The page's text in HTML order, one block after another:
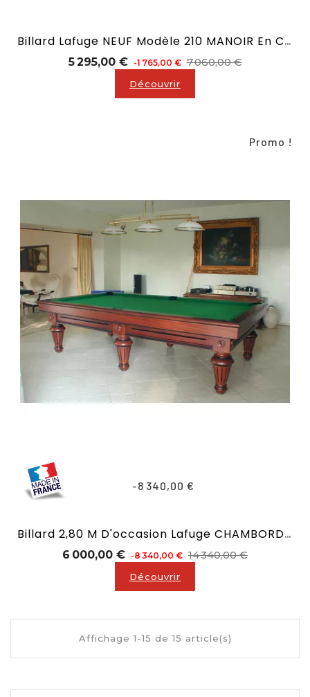
Billard Lafuge NEUF Modèle 210 MANOIR En Chêne Massif
5 295,00 € Prix
de
base
-1 765,00 € 7 060,00 €Prix
Découvrir
Promo !
-8 340,00 €
Billard 2,80 M D'occasion Lafuge CHAMBORD Jeu Américain
6 000,00 € Prix
de
base
-8 340,00 € 14 340,00 €Prix
Découvrir
Affichage 1-15 de 15 article(s)